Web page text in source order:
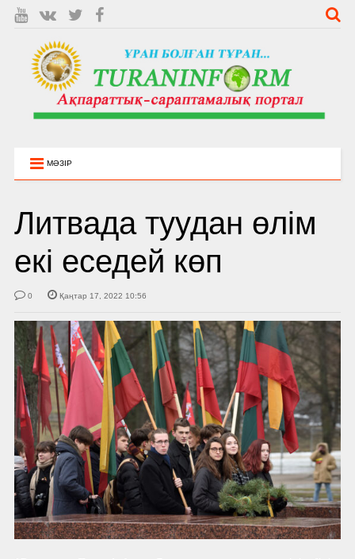
МӘЗІР
Литвада туудан өлім
екі еседей көп
0 Қаңтар 17, 2022 10:56